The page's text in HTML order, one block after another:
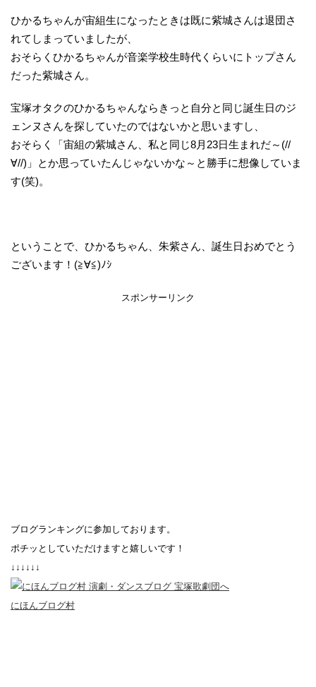
ひかるちゃんが宙組生になったときは既に紫城さんは退団さ
れてしまっていましたが、
おそらくひかるちゃんが音楽学校生時代くらいにトップさん
だった紫城さん。
宝塚オタクのひかるちゃんならきっと自分と同じ誕生日のジ
ェンヌさんを探していたのではないかと思いますし、
おそらく「宙組の紫城さん、私と同じ8月23日生まれだ～(//
∀//)」とか思っていたんじゃないかな～と勝手に想像していま
す(笑)。
ということで、ひかるちゃん、朱紫さん、誕生日おめでとう
ございます！(≧∀≦)ﾉｼ
スポンサーリンク
ブログランキングに参加しております。
ポチッとしていただけますと嬉しいです！
↓↓↓↓↓↓
にほんブログ村